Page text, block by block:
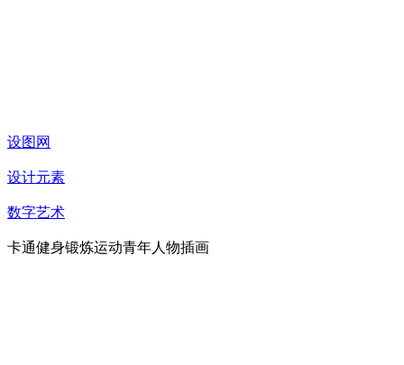
设图网
设计元素
数字艺术
卡通健身锻炼运动青年人物插画